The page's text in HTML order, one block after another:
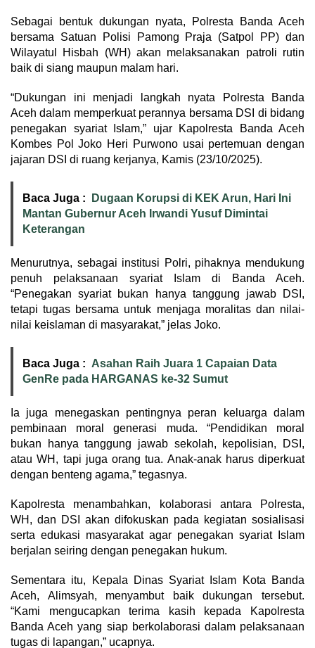
Sebagai bentuk dukungan nyata, Polresta Banda Aceh
bersama Satuan Polisi Pamong Praja (Satpol PP) dan
Wilayatul Hisbah (WH) akan melaksanakan patroli rutin
baik di siang maupun malam hari.
“Dukungan ini menjadi langkah nyata Polresta Banda
Aceh dalam memperkuat perannya bersama DSI di bidang
penegakan syariat Islam,” ujar Kapolresta Banda Aceh
Kombes Pol Joko Heri Purwono usai pertemuan dengan
jajaran DSI di ruang kerjanya, Kamis (23/10/2025).
Baca Juga :
Dugaan Korupsi di KEK Arun, Hari Ini
Mantan Gubernur Aceh Irwandi Yusuf Dimintai
Keterangan
Menurutnya, sebagai institusi Polri, pihaknya mendukung
penuh pelaksanaan syariat Islam di Banda Aceh.
“Penegakan syariat bukan hanya tanggung jawab DSI,
tetapi tugas bersama untuk menjaga moralitas dan nilai-
nilai keislaman di masyarakat,” jelas Joko.
Baca Juga : Asahan Raih Juara 1 Capaian Data
GenRe pada HARGANAS ke-32 Sumut
Ia juga menegaskan pentingnya peran keluarga dalam
pembinaan moral generasi muda. “Pendidikan moral
bukan hanya tanggung jawab sekolah, kepolisian, DSI,
atau WH, tapi juga orang tua. Anak-anak harus diperkuat
dengan benteng agama,” tegasnya.
Kapolresta menambahkan, kolaborasi antara Polresta,
WH, dan DSI akan difokuskan pada kegiatan sosialisasi
serta edukasi masyarakat agar penegakan syariat Islam
berjalan seiring dengan penegakan hukum.
Sementara itu, Kepala Dinas Syariat Islam Kota Banda
Aceh, Alimsyah, menyambut baik dukungan tersebut.
“Kami mengucapkan terima kasih kepada Kapolresta
Banda Aceh yang siap berkolaborasi dalam pelaksanaan
tugas di lapangan,” ucapnya.